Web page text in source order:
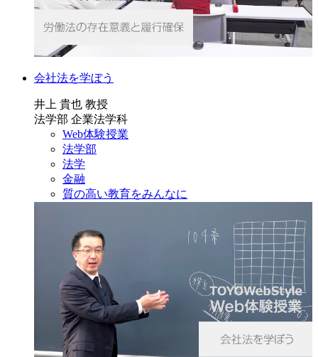
会社法を学ぼう
井上 貴也 教授
法学部 企業法学科
Web体験授業
法学部
法学
金融
質の高い教育をみんなに